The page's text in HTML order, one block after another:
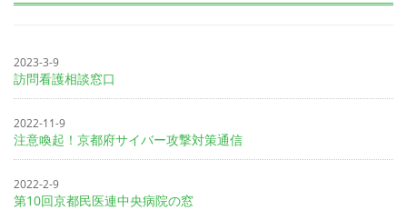
2023-3-9
訪問看護相談窓口
2022-11-9
注意喚起！京都府サイバー攻撃対策通信
2022-2-9
第10回京都民医連中央病院の窓